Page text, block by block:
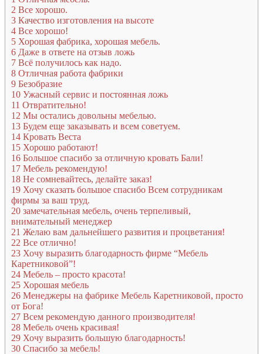
2 Все хорошо.
3 Качество изготовления на высоте
4 Все хорошо!
5 Хорошая фабрика, хорошая мебель.
6 Даже в ответе на отзыв ложь
7 Всё получилось как надо.
8 Отличная работа фабрики
9 Безобразие
10 Ужасный сервис и постоянная ложь
11 Отвратительно!
12 Мы остались довольны мебелью.
13 Будем еще заказывать и всем советуем.
14 Кровать Веста
15 Хорошо работают!
16 Большое спасибо за отличную кровать Бали!
17 Мебель рекомендую!
18 Не сомневайтесь, делайте заказ!
19 Хочу сказать большое спасибо Всем сотрудникам
фирмы за ваш труд.
20 замечательная мебель, очень терпеливый,
внимательный менеджер
21 Желаю вам дальнейшего развития и процветания!
22 Все отлично!
23 Хочу выразить благодарность фирме “Мебель
Каретниковой”!
24 Мебель – просто красота!
25 Хорошая мебель
26 Менеджеры на фабрике Мебель Каретниковой, просто
от Бога!
27 Всем рекомендую данного производителя!
28 Мебель очень красивая!
29 Хочу выразить большую благодарность!
30 Спасибо за мебель!